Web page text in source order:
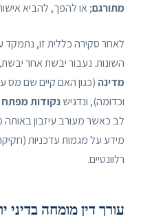
מתורגם; או להפך, להביא
לאחר סקירה כללית זו, נתמקד
השונות. נעבור יבשת אחר
מדינה (כגון האם קיים שם מס
וכדומה), ונדגישנקודות מפתח
לב כאשר מעורב עיזבון
מידע על מגמות עדכניות
רלוונטיים.
עורך דין מומחה בדיני